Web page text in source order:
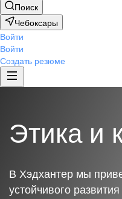
Поиск
Чебоксары
Войти
Войти
Создать резюме
Этика и
В Хэдхантер мы
устойчивого